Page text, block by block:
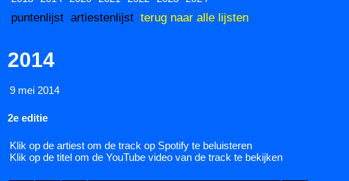
puntenlijst artiestenlijst terug naar alle lijsten
2014
9 mei 2014
2e editie
Klik op de artiest om de track op Spotify te beluisteren
Klik op de titel om de YouTube video van de track te bekijken